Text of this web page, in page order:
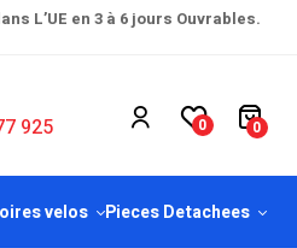
L’UE en 3 à 6 jours Ouvrables.
925 0 0
velos Pieces Detachees